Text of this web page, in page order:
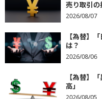
売り取引の
2026/08/07
【為替】
は？
2026/08/06
【為替】
高」
2026/08/05